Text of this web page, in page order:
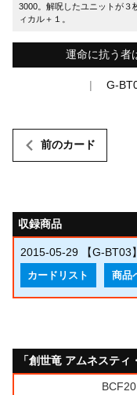
3000。解呪したユニットが３
ィカル＋１。
運命に抗う者
G-
前のカード
収録商品
2015-05-29 【G-BT03
カードリスト 商品
「創世竜 アムネステ